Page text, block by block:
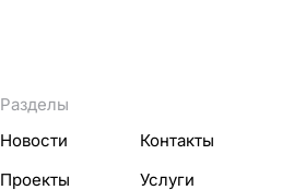
Разделы
Новости
Контакты
Проекты
Услуги